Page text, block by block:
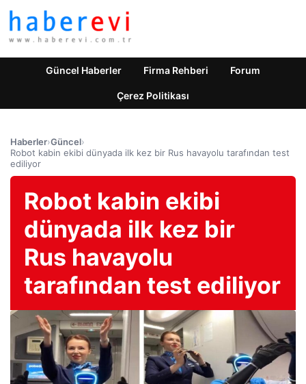
Güncel Haberler Firma Rehberi Forum
Çerez Politikası
Haberler›Güncel›
Robot kabin ekibi dünyada ilk kez bir Rus havayolu tarafından test
ediliyor
Robot kabin ekibi
dünyada ilk kez bir
Rus havayolu
tarafından test ediliyor